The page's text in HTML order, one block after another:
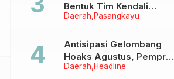
Daerah Pasangkayu
Bentuk Tim Kendali
Internal ICS untuk Dukung
di Pasangkayu
Daerah Headline
Antisipasi Gelombang
Hoaks Agustus, Pemprov
Sulbar Ajak Warga Jaga